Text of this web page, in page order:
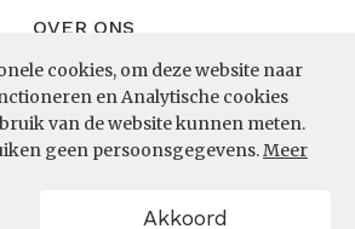
cookies, om deze website naar
en Analytische cookies
van de website kunnen meten.
geen persoonsgegevens.Meer
Akkoord
OVER ONS
InZicht
Contact